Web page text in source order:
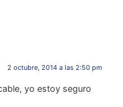
2 octubre, 2014 a las 2:50 pm
yo estoy seguro